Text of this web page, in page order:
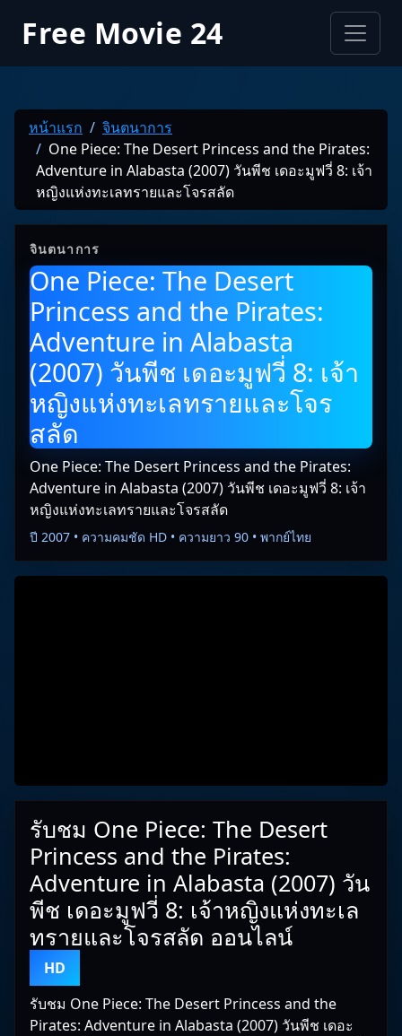
Free Movie 24
หน้าแรก
จินตนาการ
One Piece: The Desert Princess and the Pirates:
Adventure in Alabasta (2007) วันพีช เดอะมูฟวี่ 8: เจ้า
หญิงแห่งทะเลทรายและโจรสลัด
จินตนาการ
One Piece: The Desert
Princess and the Pirates:
Adventure in Alabasta
(2007) วันพีช เดอะมูฟวี่ 8: เจ้า
หญิงแห่งทะเลทรายและโจร
สลัด
One Piece: The Desert Princess and the Pirates:
Adventure in Alabasta (2007) วันพีช เดอะมูฟวี่ 8: เจ้า
หญิงแห่งทะเลทรายและโจรสลัด
ปี 2007 • ความคมชัด HD • ความยาว 90 • พากย์ไทย
รับชม One Piece: The Desert
Princess and the Pirates:
Adventure in Alabasta (2007) วัน
พีช เดอะมูฟวี่ 8: เจ้าหญิงแห่งทะเล
ทรายและโจรสลัด ออนไลน์
HD
รับชม One Piece: The Desert Princess and the
Pirates: Adventure in Alabasta (2007) วันพีช เดอะ